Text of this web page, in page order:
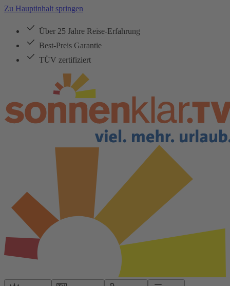
Zu Hauptinhalt springen
Über 25 Jahre Reise-Erfahrung
Best-Preis Garantie
TÜV zertifiziert